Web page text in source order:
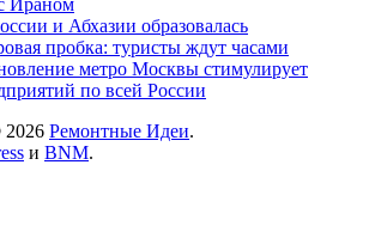
Ираном
и Абхазии образовалась
пробка: туристы ждут часами
метро Москвы стимулирует
по всей России
2026 Ремонтные Идеи.
и BNM.